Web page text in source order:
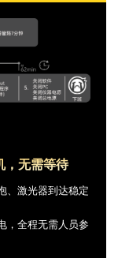
，无需等待
、激光器到达稳定
，全程无需人员参